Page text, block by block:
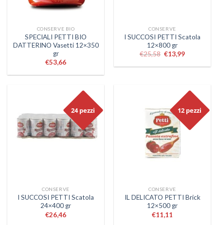
CONSERVE BIO
SPECIALI PETTI BIO
DATTERINO Vasetti 12×350
gr
€53,66
CONSERVE
I SUCCOSI PETTI Scatola
12×800 gr
€25,58 €13,99
24 pezzi
CONSERVE
I SUCCOSI PETTI Scatola
24×400 gr
€26,46
12 pezzi
CONSERVE
IL DELICATO PETTI Brick
12×500 gr
€11,11